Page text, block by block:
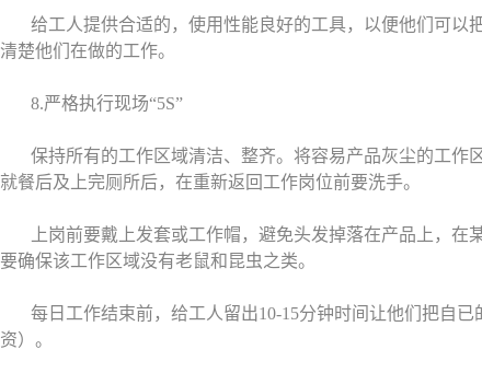
给工人提供合适的，使用性能良好的工具，以便他们可以
清楚他们在做的工作。
8.严格执行现场“5S”
保持所有的工作区域清洁、整齐。将容易产品灰尘的工作
就餐后及上完厕所后，在重新返回工作岗位前要洗手。
上岗前要戴上发套或工作帽，避免头发掉落在产品上，在
要确保该工作区域没有老鼠和昆虫之类。
每日工作结束前，给工人留出10-15分钟时间让他们把自
资）。